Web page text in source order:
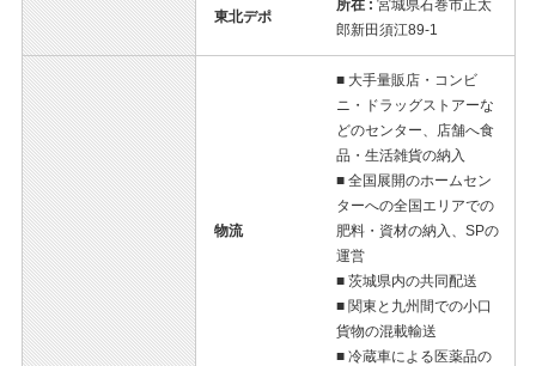
東北デポ
所在 : 宮城県石巻市正太
郎新田須江89-1
物流
■ 大手量販店・コンビ
ニ・ドラッグストアーな
どのセンター、店舗へ食
品・生活雑貨の納入
■ 全国展開のホームセン
ターへの全国エリアでの
肥料・資材の納入、SPの
運営
■ 茨城県内の共同配送
■ 関東と九州間での小口
貨物の混載輸送
■ 冷蔵車による医薬品の